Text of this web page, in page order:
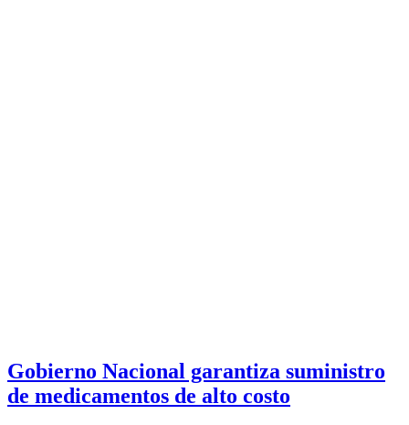
Gobierno Nacional garantiza suministro
de medicamentos de alto costo